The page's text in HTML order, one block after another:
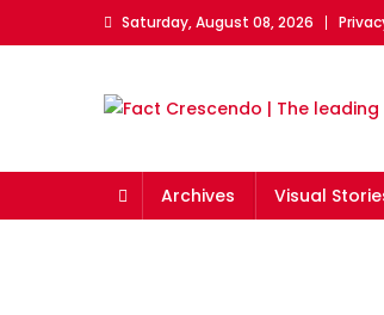
to
Saturday, August 08, 2026
Archives Visual